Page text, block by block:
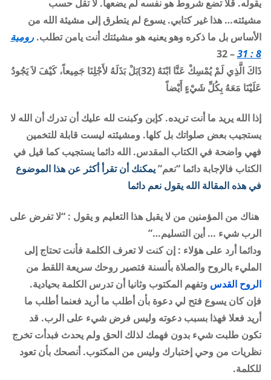
يقوله. قلا تضع شروط هو نفسه لم يضعها. لا تقل حسب
مشيئته… هذا غير كتابي. يسوع لم يتطرق إلى مشيئة الله من
الأساس بل ما ذكره وهو يعنيه هو مشيئتك أنت يامن تطلب.رومية
8 : 31
– 32
ذَاكَ الَّذِي لَمْ يُمْسِكْ عَنَّا ابْنَهُ (32)بَلْ بَذَلَهُ لأَجْلِنَا جَمِيعاً، كَيْفَ لاَ يَجُودُ
عَلَيْنَا مَعَهُ بِكُلِّ شَيْءٍ أَيْضاً
إذا الله يريد ما أنت تريده. كإبن وكبنت لله عليك أن تدرك أن الله لا
يستجيب بعض صلواتك بل كلها. ومشيئته ليست قابلة للتخمين
فهي واضحة في الكتاب المقدس. الله دائما يستجيب كما قيل في
الكتاب فالإجابة دائما “نعم”يمكنك أن تقرأ أكثر عن هذا الموضوع
في هذه المقالة الله يقول نعم دائما
هناك من المؤمنين من لا يقبل هذا التعليم و يقول : “لا تفرض على
الرب شيء … أين التسليم…”
ودائما أرد على هؤلاء : إن كنت لا تعرف الكلمة فأنت تحتاج إلى
المليء بالروح والصلاة بألسنة فتصير روحك سريعة اللقط من
الروح القدس وتفهم المكتوب وثانيا أن تدرس الكلمة بحيادية.
فإن كان يسوع فتح لي دعوة بأن أطلب ما أريد فعنما أطلب ما
أريد فعلا فهذا بسبب دعوته وليس فرض شيء على الرب. قد
تكون طلبت شيء بدون فهمك لذلك الحق ولم يحدث فبدأت تخرج
نظريات من وحي إختبارك وليس من المكتوب. أنصحك بأن تعود
للكلمة.